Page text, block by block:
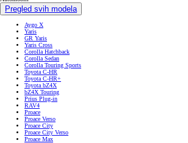
Pregled svih modela
Aygo X
Yaris
GR Yaris
Yaris Cross
Corolla Hatchback
Corolla Sedan
Corolla Touring Sports
Toyota C-HR
Toyota C-HR+
Toyota bZ4X
bZ4X Touring
Prius Plug-in
RAV4
Proace
Proace Verso
Proace City
Proace City Verso
Proace Max